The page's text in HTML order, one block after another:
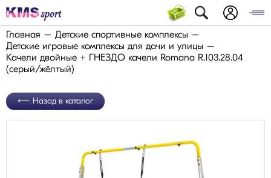
Главная
Детские спортивные комплексы
Детские игровые комплексы для дачи и улицы
Качели двойные + ГНЕЗДО качели Romana R.103.28.04
(серый/жёлтый)
Назад в каталог